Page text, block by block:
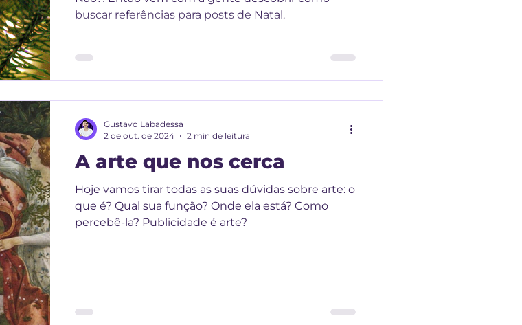
buscar referências para posts de Natal.
A arte que nos cerca
Hoje vamos tirar todas as suas dúvidas sobre arte: o
que é? Qual sua função? Onde ela está? Como
percebê-la? Publicidade é arte?
Gustavo Labadessa
2 de out. de 2024
2 min de leitura